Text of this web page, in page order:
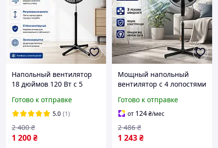
Напольный вентилятор
18 дюймов 120 Вт с 5
регулировка высоты, для
дома и офиса
Готово к отправке
5.0 (1)
1 200₴
2 400 ₴
Мощный напольный
вентилятор с 4 лопостями
Черные напольные
вентиляторы
Современный
вентилятор для
охлаждения
Готово к отправке
от 124₴/мес
1 243₴
2 486 ₴